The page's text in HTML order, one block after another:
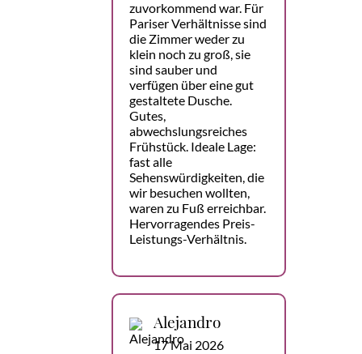
zuvorkommend war. Für
Pariser Verhältnisse sind
die Zimmer weder zu
klein noch zu groß, sie
sind sauber und
verfügen über eine gut
gestaltete Dusche.
Gutes,
abwechslungsreiches
Frühstück. Ideale Lage:
fast alle
Sehenswürdigkeiten, die
wir besuchen wollten,
waren zu Fuß erreichbar.
Hervorragendes Preis-
Leistungs-Verhältnis.
Alejandro
17 Mai 2026